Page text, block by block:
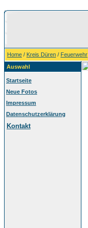
Home / Kreis Düren / Feuerwehr
Auswahl
Startseite
Neue Fotos
Impressum
Datenschutzerklärung
Kontakt